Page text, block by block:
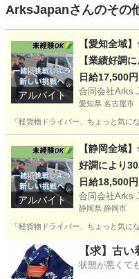
ArksJapanさんのその
アルバイト
【愛知全域
【業績好調
日給17,500円
合同会社Arks
愛知県 名古屋市
「軽貨物ドライバー、ちょっと気
ドライバー
アルバイト
【静岡全域
好調により30
日給18,500円
合同会社Arks
静岡県 静岡市
「軽貨物ドライバー、ちょっと気
静岡 静岡市 ドライバー
【求】古
状態が悪くて